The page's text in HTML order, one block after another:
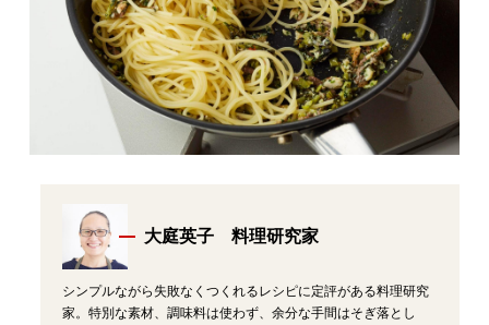
大庭英子 料理研究家
シンプルながら失敗なくつくれるレシピに定評がある料理研究
家。特別な素材、調味料は使わず、余分な手間はそぎ落とし